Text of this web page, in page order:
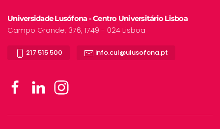
Universidade Lusófona - Centro Universitário Lisboa
Campo Grande, 376, 1749 - 024 Lisboa
217 515 500 info.cul@ulusofona.pt